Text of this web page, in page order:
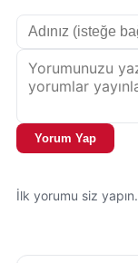
Yorum Yap
İlk yorumu siz yapın.